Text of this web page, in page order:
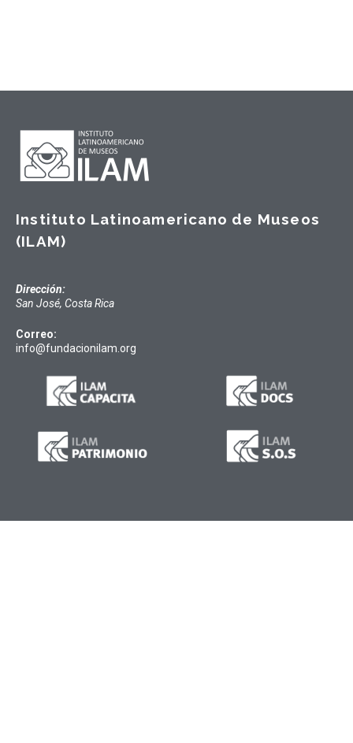
Instituto Latinoamericano de Museos
(ILAM)
Dirección:
San José, Costa Rica
Correo:
info@fundacionilam.org